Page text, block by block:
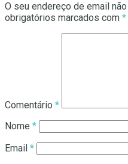
O seu endereço de email
obrigatórios marcados com *
Comentário *
Nome *
Email *